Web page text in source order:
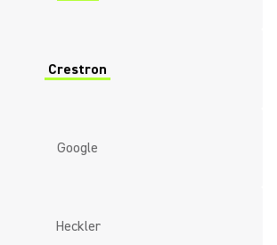
Crestron
Google
Heckler